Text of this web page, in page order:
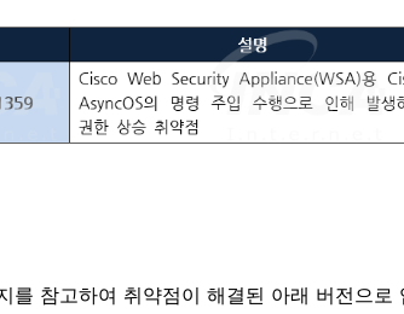
를 참고하여 취약점이 해결된 아래 버전으로